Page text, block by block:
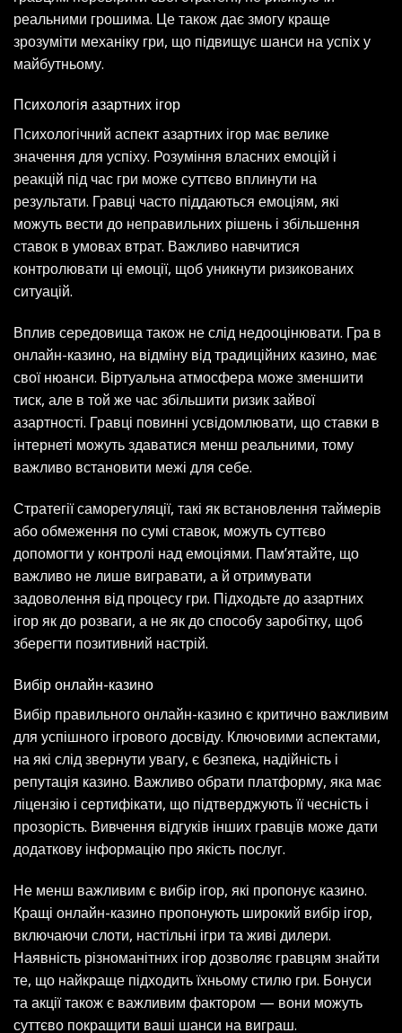
реальними грошима. Це також дає змогу краще
зрозуміти механіку гри, що підвищує шанси на успіх у
майбутньому.
Психологія азартних ігор
Психологічний аспект азартних ігор має велике
значення для успіху. Розуміння власних емоцій і
реакцій під час гри може суттєво вплинути на
результати. Гравці часто піддаються емоціям, які
можуть вести до неправильних рішень і збільшення
ставок в умовах втрат. Важливо навчитися
контролювати ці емоції, щоб уникнути ризикованих
ситуацій.
Вплив середовища також не слід недооцінювати. Гра в
онлайн-казино, на відміну від традиційних казино, має
свої нюанси. Віртуальна атмосфера може зменшити
тиск, але в той же час збільшити ризик зайвої
азартності. Гравці повинні усвідомлювати, що ставки в
інтернеті можуть здаватися менш реальними, тому
важливо встановити межі для себе.
Стратегії саморегуляції, такі як встановлення таймерів
або обмеження по сумі ставок, можуть суттєво
допомогти у контролі над емоціями. Пам’ятайте, що
важливо не лише вигравати, а й отримувати
задоволення від процесу гри. Підходьте до азартних
ігор як до розваги, а не як до способу заробітку, щоб
зберегти позитивний настрій.
Вибір онлайн-казино
Вибір правильного онлайн-казино є критично важливим
для успішного ігрового досвіду. Ключовими аспектами,
на які слід звернути увагу, є безпека, надійність і
репутація казино. Важливо обрати платформу, яка має
ліцензію і сертифікати, що підтверджують її чесність і
прозорість. Вивчення відгуків інших гравців може дати
додаткову інформацію про якість послуг.
Не менш важливим є вибір ігор, які пропонує казино.
Кращі онлайн-казино пропонують широкий вибір ігор,
включаючи слоти, настільні ігри та живі дилери.
Наявність різноманітних ігор дозволяє гравцям знайти
те, що найкраще підходить їхньому стилю гри. Бонуси
та акції також є важливим фактором — вони можуть
суттєво покращити ваші шанси на виграш.